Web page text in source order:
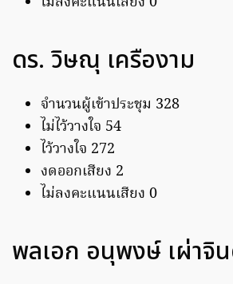
ดร. วิษณุ เครืองาม
จำนวนผู้เข้าประชุม 328
ไม่ไว้วางใจ 54
ไว้วางใจ 272
งดออกเสียง 2
ไม่ลงคะแนนเสียง 0
พลเอก อนุพงษ์ เผ่าจิ